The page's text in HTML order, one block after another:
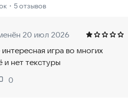
становится сложнее, но и
высоким качеством графики
Также доступен режим
с друзьями или игроками со
・5 отзывов
20 июл 2026
игра во многих
и нет текстуры
0